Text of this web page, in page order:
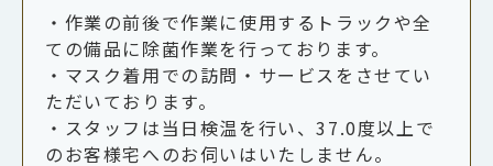
・作業の前後で作業に使用するトラックや全
ての備品に除菌作業を行っております。
・マスク着用での訪問・サービスをさせてい
ただいております。
・スタッフは当日検温を行い、37.0度以上で
のお客様宅へのお伺いはいたしません。